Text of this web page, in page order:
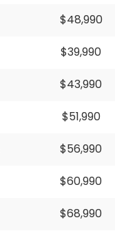
$48,990
$39,990
$43,990
$51,990
$56,990
$60,990
$68,990